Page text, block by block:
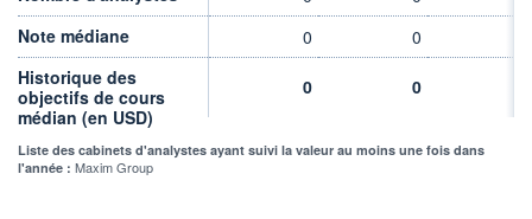
0 0,00%
VALORISATION
11 MUSD
CAPI.
11 MUSD
LIMITE À LA
2,0500 0,0000
Note médiane
0 0
Historique des
objectifs de cours
médian (en USD)
0 0
Liste des cabinets d'analystes ayant suivi la valeur au moins une fois dans
l'année : Maxim Group